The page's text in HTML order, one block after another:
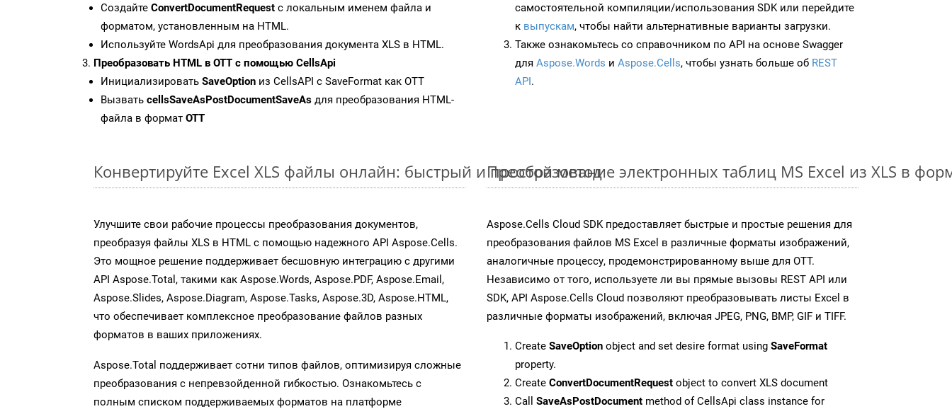
Создайте ConvertDocumentRequest с локальным именем файла и
форматом, установленным на HTML.
Используйте WordsApi для преобразования документа XLS в HTML.
Преобразовать HTML в OTT с помощью CellsApi
Инициализировать SaveOption из CellsAPI с SaveFormat как OTT
Вызвать cellsSaveAsPostDocumentSaveAs для преобразования HTML-
файла в формат OTT
самостоятельной компиляции/использования SDK или перейдите
к выпускам, чтобы найти альтернативные варианты загрузки.
Также ознакомьтесь со справочником по API на основе Swagger
для Aspose.Words и Aspose.Cells, чтобы узнать больше об REST
API.
Конвертируйте Excel XLS файлы онлайн: быстрый и простой метод
Улучшите свои рабочие процессы преобразования документов,
преобразуя файлы XLS в HTML с помощью надежного API Aspose.Cells.
Это мощное решение поддерживает бесшовную интеграцию с другими
API Aspose.Total, такими как Aspose.Words, Aspose.PDF, Aspose.Email,
Aspose.Slides, Aspose.Diagram, Aspose.Tasks, Aspose.3D, Aspose.HTML,
что обеспечивает комплексное преобразование файлов разных
форматов в ваших приложениях.
Aspose.Total поддерживает сотни типов файлов, оптимизируя сложные
преобразования с непревзойденной гибкостью. Ознакомьтесь с
полным списком поддерживаемых форматов на платформе
Преобразование электронных таблиц MS Excel из XLS в
Aspose.Cells Cloud SDK предоставляет быстрые и простые решения для
преобразования файлов MS Excel в различные форматы изображений,
аналогичные процессу, продемонстрированному выше для OTT.
Независимо от того, используете ли вы прямые вызовы REST API или
SDK, API Aspose.Cells Cloud позволяют преобразовывать листы Excel в
различные форматы изображений, включая JPEG, PNG, BMP, GIF и TIFF.
Create SaveOption object and set desire format using SaveFormat
property.
Create ConvertDocumentRequest object to convert XLS document
Call SaveAsPostDocument method of CellsApi class instance for